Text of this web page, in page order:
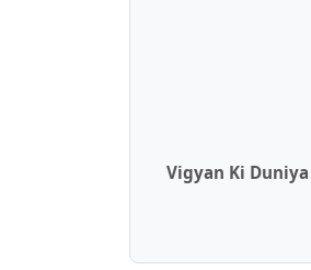
Vigyan Ki Duniya